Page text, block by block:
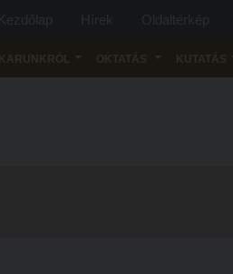
KARUNKRÓL OKTATÁS KUTATÁS